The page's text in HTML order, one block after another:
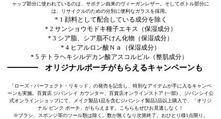
ャップ部分に使われているのは、サボテン由来のヴィーガンレザー。そしてボトル部分に
は、リサイクルのための分別に便利なガラスを採用。
* 1 顔料として配合している成分を除く
* 2 サンショウモドキ種子エキス（保湿成分）
* 3 シア脂、シア脂不けん化物（保湿成分）
* 4 ヒアルロン酸Ｎａ（保湿成分）
* 5 テトラヘキシルデカン酸アスコルビル（整肌成分）
オリジナルポーチがもらえるキャンペーンも
「ローズ・パーフェクト・リキッド」の発売を記念し、特別なアイテムが手に入るキャンペ
ーンも実施。百貨店 ジバンシイ カウンター、百貨店オンラインストア (一部) 、ジバンシイ公
式オンラインショップにて、メイク製品1品を含むジバンシイ製品2品以上購入で、「オリジ
ナル ピンク ポーチ」がもらえます。こちらもぜひお見逃しなく！
※ブラシ、スポンジ等のツール類は除く。数が無くなり次第終了。おひとり様1点限り。